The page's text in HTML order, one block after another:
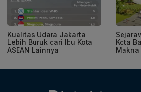
Kualitas Udara Jakarta
Lebih Buruk dari Ibu Kota
ASEAN Lainnya
Kota
Makna